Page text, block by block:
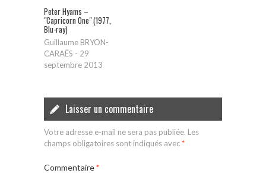
Peter Hyams –
"Capricorn One" (1977,
Blu-ray)
Guillaume BRYON-
CARAËS - 29
septembre 2013
Laisser un commentaire
Votre adresse e-mail ne sera pas publiée. Les
champs obligatoires sont indiqués avec*
Commentaire*